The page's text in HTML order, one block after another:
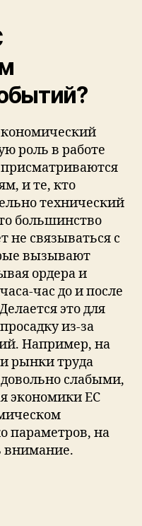
роль в работе
и те, кто
технический
большинство
не связываться с
вызывают
ордера и
час до и после
это для
из-за
Например, на
рынки труда
слабыми,
экономики ЕС
параметров, на
внимание.